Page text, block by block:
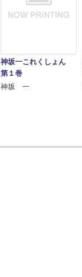
神坂一これくしょん
第１巻
神坂 一